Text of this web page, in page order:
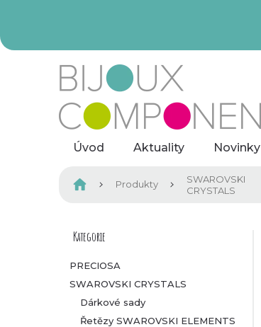
Úvod Aktuality Novinky
Domů Produkty
SWAROVSKI
CRYSTALS
P
o
s
Přeskočit
Kategorie
PRECIOSA
SWAROVSKI CRYSTALS
Dárkové sady
Řetězy SWAROVSKI ELEMENTS